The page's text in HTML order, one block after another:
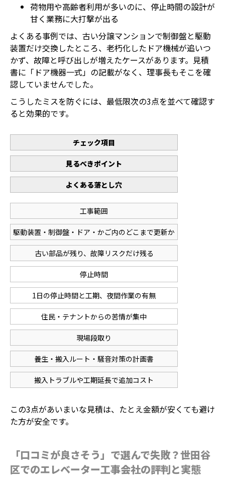
荷物用や高齢者利用が多いのに、停止時間の設計が
甘く業務に大打撃が出る
よくある事例では、古い分譲マンションで制御盤と駆動
装置だけ交換したところ、老朽化したドア機械が追いつ
かず、故障と呼び出しが増えたケースがあります。見積
書に「ドア機器一式」の記載がなく、理事長もそこを確
認していませんでした。
こうしたミスを防ぐには、最低限次の3点を並べて確認す
ると効果的です。
チェック項目
見るべきポイント
よくある落とし穴
工事範囲
駆動装置・制御盤・ドア・かご内のどこまで更新か
古い部品が残り、故障リスクだけ残る
停止時間
1日の停止時間と工期、夜間作業の有無
住民・テナントからの苦情が集中
現場段取り
養生・搬入ルート・騒音対策の計画書
搬入トラブルや工期延長で追加コスト
この3点があいまいな見積は、たとえ金額が安くても避け
た方が安全です。
「口コミが良さそう」で選んで失敗？世田谷
区でのエレベーター工事会社の評判と実態